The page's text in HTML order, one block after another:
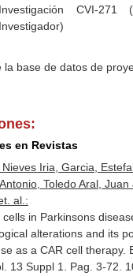
Investigación CVI-271 (
Investigador)
la base de datos de
en Revistas
Iria, Garcia,
Toledo Aral,
al.:
in Parkinsons
alterations and its
as a CAR cell therapy.
13 Suppl 1. Pag. 3-72.